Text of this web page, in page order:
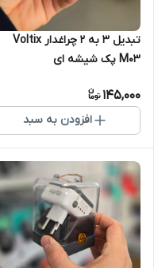
تبدیل ۳ به ۲ چراغدار Voltix
M03 پک شیشه ای
145,000
افزودن به سبد